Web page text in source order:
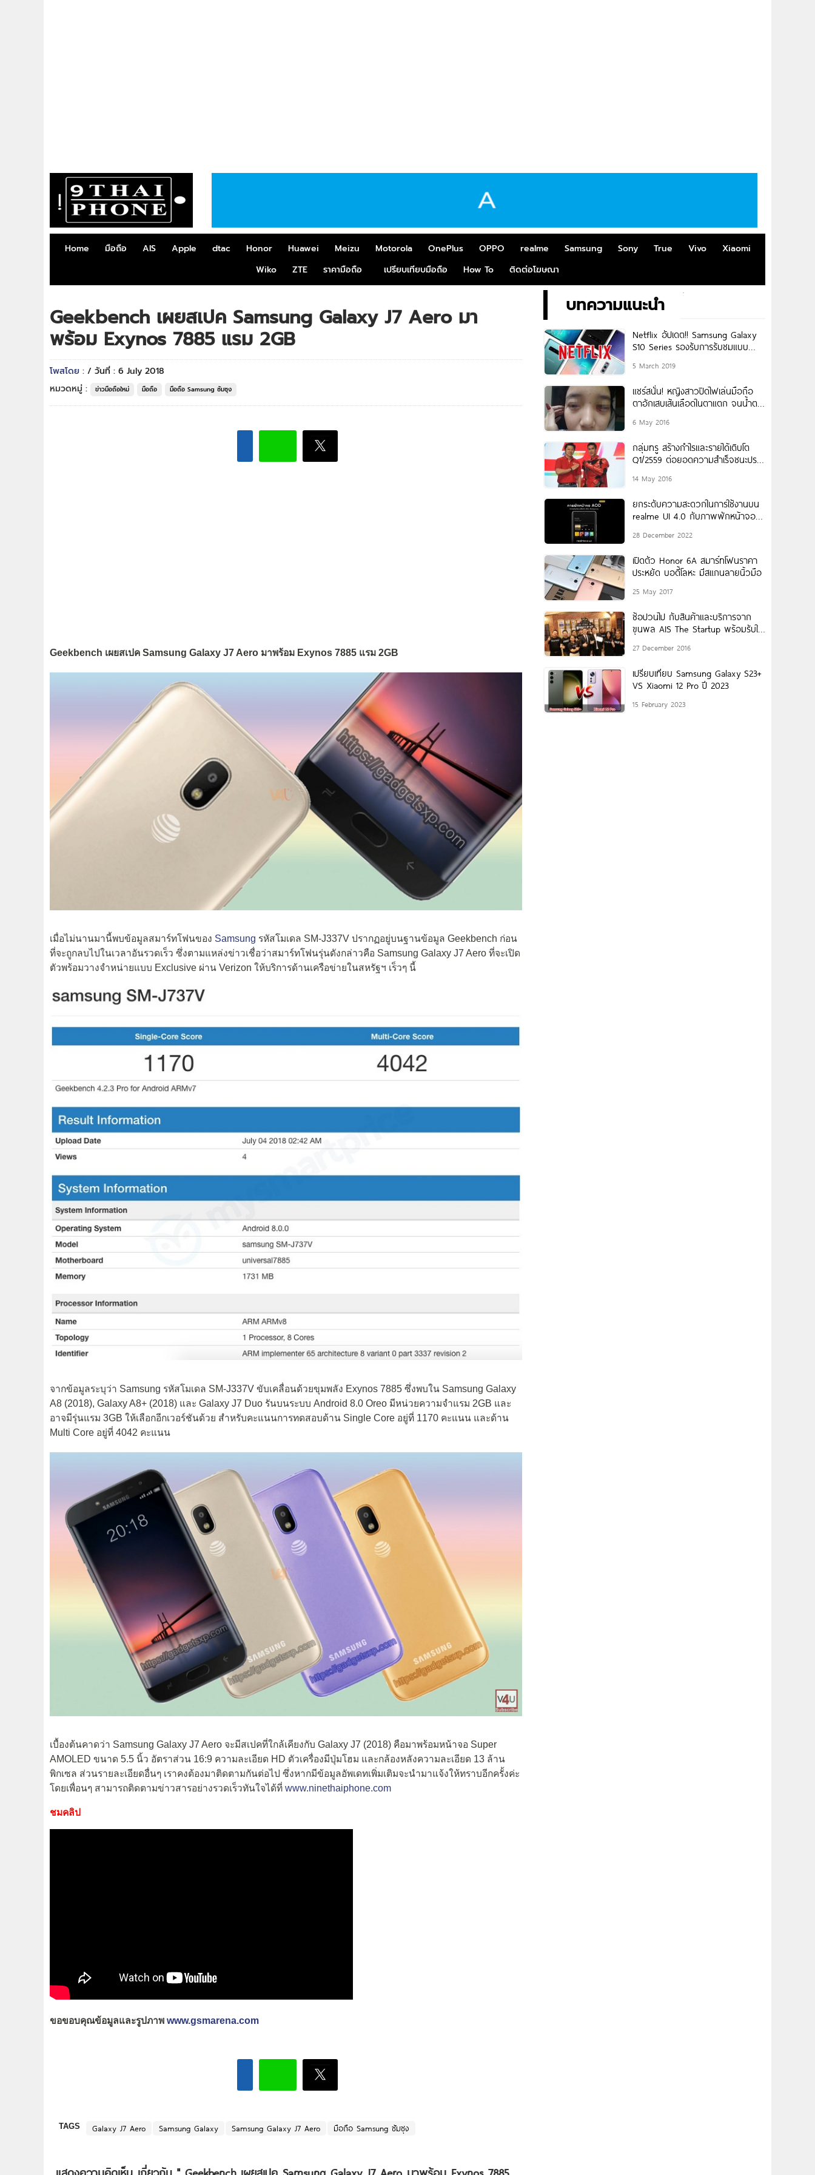
Home มือถือ AIS Apple dtac Honor Huawei Meizu Motorola OnePlus OPPO realme Samsung Sony True Vivo
Xiaomi
Wiko
ZTE ราคามือถือ เปรียบเทียบมือถือ How To ติดต่อโฆษณา
Geekbench เผยสเปค Samsung Galaxy J7 Aero มา
พร้อม Exynos 7885 แรม 2GB
โพสโดย : / วันที่ : 6 July 2018
หมวดหมู่ :
ข่าวมือถือใหม่ มือถือ มือถือ Samsung ซัมซุง
Geekbench เผยสเปค Samsung Galaxy J7 Aero มาพร้อม Exynos 7885 แรม 2GB
เมื่อไม่นานมานี้พบข้อมูลสมาร์ทโฟนของ Samsung รหัสโมเดล SM-J337V ปรากฏอยู่บนฐานข้อมูล Geekbench ก่อน
ที่จะถูกลบไปในเวลาอันรวดเร็ว ซึ่งตามแหล่งข่าวเชื่อว่าสมาร์ทโฟนรุ่นดังกล่าวคือ Samsung Galaxy J7 Aero ที่จะเปิด
ตัวพร้อมวางจำหน่ายแบบ Exclusive ผ่าน Verizon ให้บริการด้านเครือข่ายในสหรัฐฯ เร็วๆ นี้
จากข้อมูลระบุว่า Samsung รหัสโมเดล SM-J337V ขับเคลื่อนด้วยขุมพลัง Exynos 7885 ซึ่งพบใน Samsung Galaxy
A8 (2018), Galaxy A8+ (2018) และ Galaxy J7 Duo รันบนระบบ Android 8.0 Oreo มีหน่วยความจำแรม 2GB และ
อาจมีรุ่นแรม 3GB ให้เลือกอีกเวอร์ชันด้วย สำหรับคะแนนการทดสอบด้าน Single Core อยู่ที่ 1170 คะแนน และด้าน
Multi Core อยู่ที่ 4042 คะแนน
เบื้องต้นคาดว่า Samsung Galaxy J7 Aero จะมีสเปคที่ใกล้เคียงกับ Galaxy J7 (2018) คือมาพร้อมหน้าจอ Super
AMOLED ขนาด 5.5 นิ้ว อัตราส่วน 16:9 ความละเอียด HD ตัวเครื่องมีปุ่มโฮม และกล้องหลังความละเอียด 13 ล้าน
พิกเซล ส่วนรายละเอียดอื่นๆ เราคงต้องมาติดตามกันต่อไป ซึ่งหากมีข้อมูลอัพเดทเพิ่มเติมจะนำมาแจ้งให้ทราบอีกครั้งค่ะ
โดยเพื่อนๆ สามารถติดตามข่าวสารอย่างรวดเร็วทันใจได้ที่ www.ninethaiphone.com
ชมคลิป
ขอขอบคุณข้อมูลและรูปภาพ www.gsmarena.com
TAGS Galaxy J7 Aero Samsung Galaxy Samsung Galaxy J7 Aero มือถือ Samsung ซัมซุง
บทความแนะนำ
Netflix อัปเดต!! Samsung Galaxy
S10 Series รองรับการรับชมแบบ
5 March 2019
แชร์สนั่น! หญิงสาวปิดไฟเล่นมือถือ
ตาอักเสบเส้นเลือดในตาแตก จนน้ำตา
6 May 2016
กลุ่มทรู สร้างกำไรและรายได้เติบโต
Q1/2559 ต่อยอดความสำเร็จชนะประ
14 May 2016
ยกระดับความสะดวกในการใช้งานบน
realme UI 4.0 กับภาพพักหน้าจอ
28 December 2022
เปิดตัว Honor 6A สมาร์ทโฟนราคา
ประหยัด บอดี้โลหะ มีสแกนลายนิ้วมือ
25 May 2017
ช้อปวนไป กับสินค้าและบริการจาก
ขุนพล AIS The Startup พร้อมรับใบ
27 December 2016
เปรียบเทียบ Samsung Galaxy S23+
VS Xiaomi 12 Pro ปี 2023
15 February 2023